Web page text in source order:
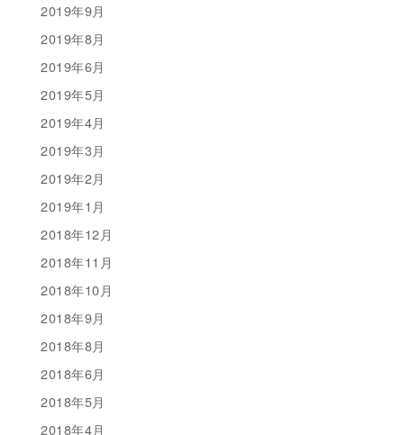
2019年9月
2019年8月
2019年6月
2019年5月
2019年4月
2019年3月
2019年2月
2019年1月
2018年12月
2018年11月
2018年10月
2018年9月
2018年8月
2018年6月
2018年5月
2018年4月